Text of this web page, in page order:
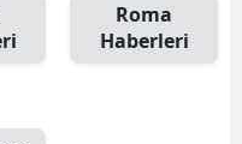
Roma
Haberleri